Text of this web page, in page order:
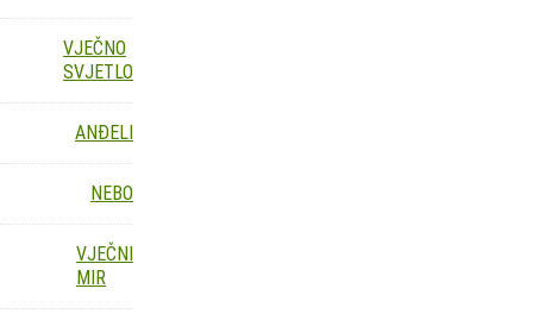
VJEČNO
SVJETLO
ANĐELI
NEBO
VJEČNI
MIR